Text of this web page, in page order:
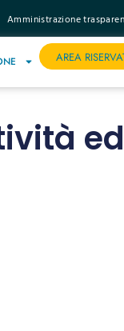
Amministrazione
AREA